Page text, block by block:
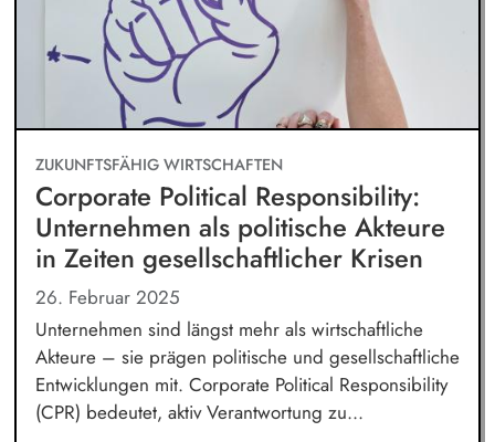
ZUKUNFTSFÄHIG WIRTSCHAFTEN
Corporate Political Responsibility:
Unternehmen als politische Akteure
in Zeiten gesellschaftlicher Krisen
26. Februar 2025
Unternehmen sind längst mehr als wirtschaftliche
Akteure – sie prägen politische und gesellschaftliche
Entwicklungen mit. Corporate Political Responsibility
(CPR) bedeutet, aktiv Verantwortung zu...